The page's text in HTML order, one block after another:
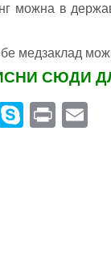
можна в
медзаклад
СЮДИ
W
S
Pr